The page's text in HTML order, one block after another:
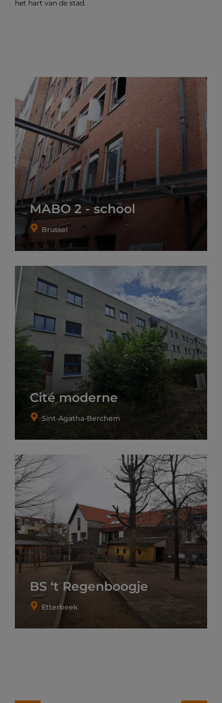
het hart van de stad.
MABO 2 - school
Brussel
Cité moderne
Sint-Agatha-Berchem
BS ‘t Regenboogje
Etterbeek